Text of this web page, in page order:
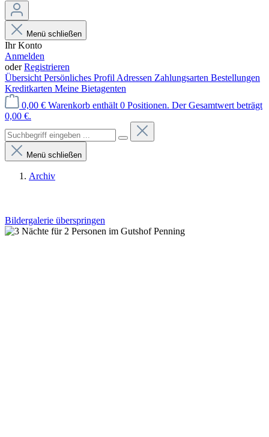
Menü schließen
Ihr Konto
Anmelden
oderRegistrieren
Übersicht Persönliches Profil Adressen Zahlungsarten Bestellungen
Kreditkarten Meine Bietagenten
0,00 € Warenkorb enthält 0 Positionen. Der Gesamtwert beträgt
0,00 €.
Menü schließen
Archiv
Bildergalerie überspringen